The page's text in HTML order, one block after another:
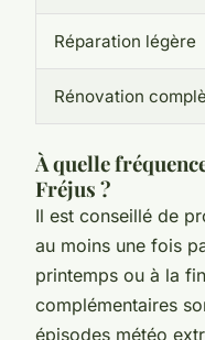
Réparation légère
Rénovation
À quelle
Fréjus ?
Il est conseillé de
au moins une fois
printemps ou à la
complémentaires
épisodes météo